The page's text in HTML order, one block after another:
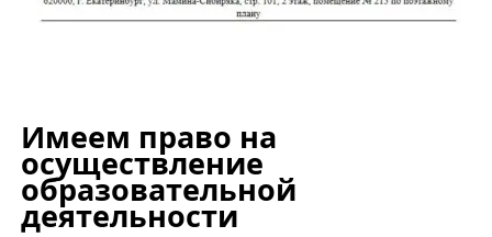
Имеем право на
осуществление
образовательной
деятельности